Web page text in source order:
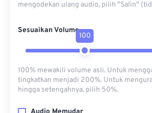
mengodekan ulang audio, pilih "Salin"
Sesuaikan Volume
100
100% mewakili volume asli. Untuk
tingkatkan menjadi 200%. Untuk
hingga setengahnya, pilih 50%.